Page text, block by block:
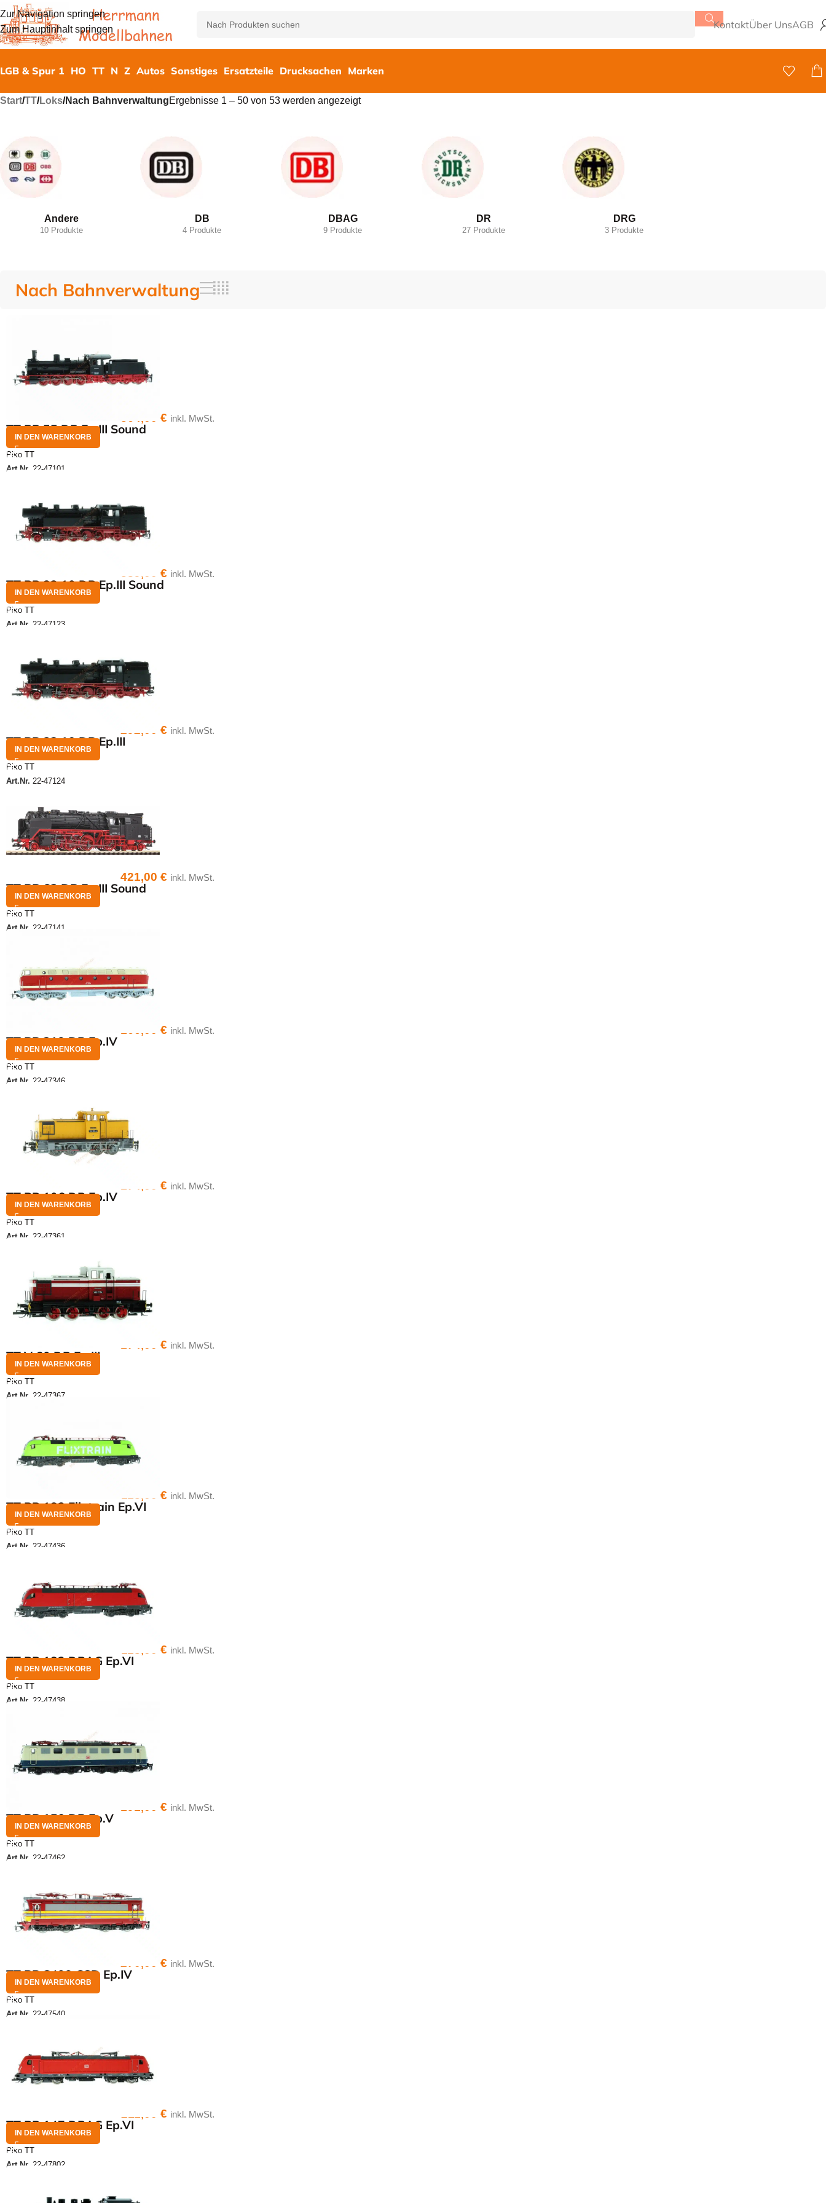
Zur Navigation springen
Zum Hauptinhalt springen
KontaktÜber UnsAGB
LGB & Spur 1 HO TT N Z Autos Sonstiges Ersatzteile Drucksachen Marken
Start/TT/Loks/Nach BahnverwaltungErgebnisse 1 – 50 von 53 werden angezeigt
Andere
10 Produkte
DB
4 Produkte
DBAG
9 Produkte
DR
27 Produkte
DRG
3 Produkte
Nach Bahnverwaltung
TT BR 55 DR Ep.III Sound
Piko TT
Art.Nr. 22-47101
364,00€ inkl. MwSt.
IN DEN WARENKORB
TT BR 83.10 DR Ep.III Sound
Piko TT
Art.Nr. 22-47123
389,00€ inkl. MwSt.
IN DEN WARENKORB
TT BR 83.10 DR Ep.III
Piko TT
Art.Nr. 22-47124
292,00€ inkl. MwSt.
IN DEN WARENKORB
TT BR 62 DR Ep.III Sound
Piko TT
Art.Nr. 22-47141
421,00€ inkl. MwSt.
IN DEN WARENKORB
TT BR 219 DR Ep.IV
Piko TT
Art.Nr. 22-47346
166,00€ inkl. MwSt.
IN DEN WARENKORB
TT BR 106 DR Ep.IV
Piko TT
Art.Nr. 22-47361
174,00€ inkl. MwSt.
IN DEN WARENKORB
TT V 60 DR Ep.III
Piko TT
Art.Nr. 22-47367
174,00€ inkl. MwSt.
IN DEN WARENKORB
TT BR 182 Flixtrain Ep.VI
Piko TT
Art.Nr. 22-47436
113,00€ inkl. MwSt.
IN DEN WARENKORB
TT BR 182 DBAG Ep.VI
Piko TT
Art.Nr. 22-47438
113,00€ inkl. MwSt.
IN DEN WARENKORB
TT BR 150 DB Ep.V
Piko TT
Art.Nr. 22-47462
191,00€ inkl. MwSt.
IN DEN WARENKORB
TT BR S499 CSD Ep.IV
Piko TT
Art.Nr. 22-47540
270,00€ inkl. MwSt.
IN DEN WARENKORB
TT BR 147 DBAG Ep.VI
Piko TT
Art.Nr. 22-47802
211,00€ inkl. MwSt.
IN DEN WARENKORB